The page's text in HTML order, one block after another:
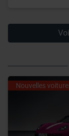
Nouvelles